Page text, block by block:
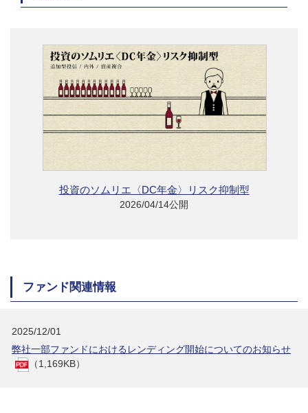
投資のソムリエ〈DC年金〉リスク抑制型
2026/04/14公開
ファンド関連情報
2025/12/01
弊社一部ファンドにおけるレンディング開始についてのお知らせ
（1,169KB）